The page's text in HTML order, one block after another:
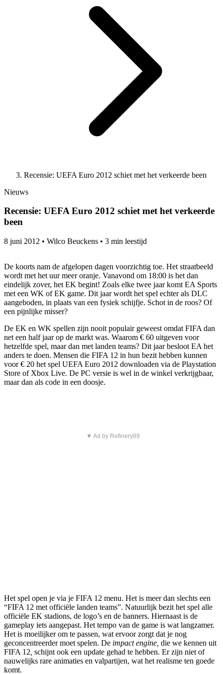
Recensie: UEFA Euro 2012 schiet met het verkeerde been
Nieuws
Recensie: UEFA Euro 2012 schiet met het verkeerde
been
8 juni 2012 • Wilco Beuckens • 3 min leestijd
De koorts nam de afgelopen dagen voorzichtig toe. Het straatbeeld
wordt met het uur meer oranje. Vanavond om 18:00 is het dan
eindelijk zover, het EK begint! Zoals elke twee jaar komt EA Sports
met een WK of EK game. Dit jaar wordt het spel echter als DLC
aangeboden, in plaats van een fysiek schijfje. Schot in de roos? Of
een pijnlijke misser?
De EK en WK spellen zijn nooit populair geweest omdat FIFA dan
net een half jaar op de markt was. Waarom € 60 uitgeven voor
hetzelfde spel, maar dan met landen teams? Dit jaar besloot EA het
anders te doen. Mensen die FIFA 12 in hun bezit hebben kunnen
voor € 20 het spel UEFA Euro 2012 downloaden via de Playstation
Store of Xbox Live. De PC versie is wel in de winkel verkrijgbaar,
maar dan als code in een doosje.
▼ Ad by Refinery89
Het spel open je via je FIFA 12 menu. Het is meer dan slechts een
“FIFA 12 met officiële landen teams”. Natuurlijk bezit het spel alle
officiële EK stadions, de logo’s en de banners. Hiernaast is de
gameplay iets aangepast. Het tempo van de game is wat langzamer.
Het is moeilijker om te passen, wat ervoor zorgt dat je nog
geconcentreerder moet spelen. De impact engine, die we kennen uit
FIFA 12 schijnt ook een update gehad te hebben. Er zijn niet of
nauwelijks rare animaties en valpartijen, wat het realisme ten goede
komt.